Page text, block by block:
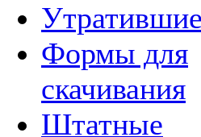
Формы для
скачивания
Штатные